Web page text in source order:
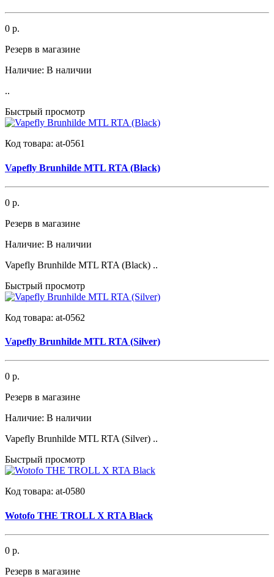
0 р.
Резерв в магазине
Наличие: В наличии
..
Быстрый просмотр
Код товара: at-0561
Vapefly Brunhilde MTL RTA (Black)
0 р.
Резерв в магазине
Наличие: В наличии
Vapefly Brunhilde MTL RTA (Black) ..
Быстрый просмотр
Код товара: at-0562
Vapefly Brunhilde MTL RTA (Silver)
0 р.
Резерв в магазине
Наличие: В наличии
Vapefly Brunhilde MTL RTA (Silver) ..
Быстрый просмотр
Код товара: at-0580
Wotofo THE TROLL X RTA Black
0 р.
Резерв в магазине